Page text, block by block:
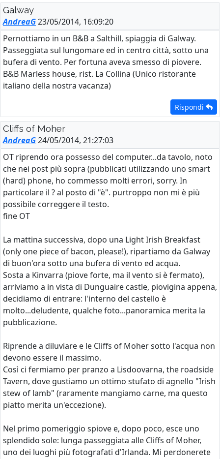
Galway
AndreaG23/05/2014, 16:09:20
Pernottiamo in un B&B a Salthill, spiaggia di Galway.
Passeggiata sul lungomare ed in centro città, sotto una
bufera di vento. Per fortuna aveva smesso di piovere.
B&B Marless house, rist. La Collina (Unico ristorante
italiano della nostra vacanza)
Rispondi
Cliffs of Moher
AndreaG24/05/2014, 21:27:03
OT riprendo ora possesso del computer...da tavolo, noto
che nei post più sopra (pubblicati utilizzando uno smart
(hard) phone, ho commesso molti errori, sorry. In
particolare il ? al posto di "è". purtroppo non mi è più
possibile correggere il testo.
fine OT
La mattina successiva, dopo una Light Irish Breakfast
(only one piece of bacon, please!), ripartiamo da Galway
di buon'ora sotto una bufera di vento ed acqua.
Sosta a Kinvarra (piove forte, ma il vento si è fermato),
arriviamo a in vista di Dunguaire castle, piovigina appena,
decidiamo di entrare: l'interno del castello è
molto...deludente, qualche foto...panoramica merita la
pubblicazione.
Riprende a diluviare e le Cliffs of Moher sotto l'acqua non
devono essere il massimo.
Così ci fermiamo per pranzo a Lisdoovarna, the roadside
Tavern, dove gustiamo un ottimo stufato di agnello "Irish
stew of lamb" (raramente mangiamo carne, ma questo
piatto merita un'eccezione).
Nel primo pomeriggio spiove e, dopo poco, esce uno
splendido sole: lunga passeggiata alle Cliffs of Moher,
uno dei luoghi più fotografati d'Irlanda. Mi perdonerete